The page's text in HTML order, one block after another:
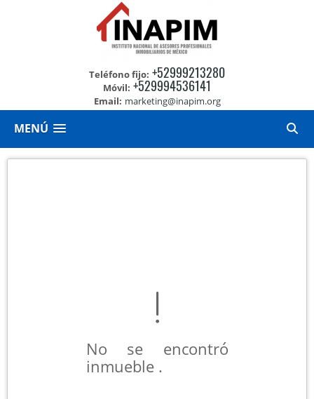
Teléfono fijo: +52999213280
Móvil: +529994536141
Email: marketing@inapim.org
MENÚ
No se encontró
inmueble .